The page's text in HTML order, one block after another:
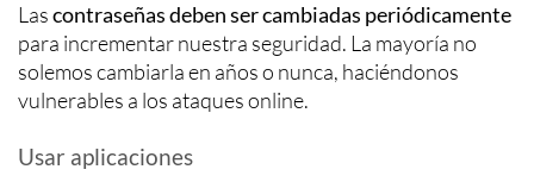
Lascontraseñas deben ser cambiadas periódicamente
para incrementar nuestra seguridad. La mayoría no
solemos cambiarla en años o nunca, haciéndonos
vulnerables a los ataques online.
Usar aplicaciones